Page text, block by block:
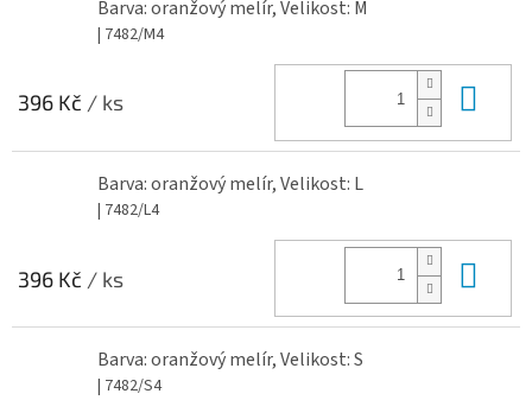
Barva: oranžový melír, Velikost: M
| 7482/M4
396 Kč / ks
Barva: oranžový melír, Velikost: L
| 7482/L4
396 Kč / ks
Barva: oranžový melír, Velikost: S
| 7482/S4